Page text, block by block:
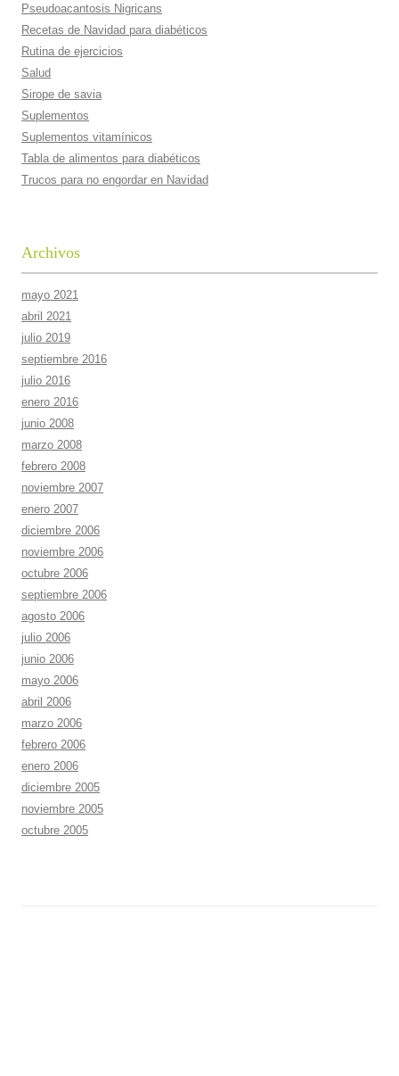
Pseudoacantosis Nigricans
Recetas de Navidad para diabéticos
Rutina de ejercicios
Salud
Sirope de savia
Suplementos
Suplementos vitamí­nicos
Tabla de alimentos para diabéticos
Trucos para no engordar en Navidad
Archivos
mayo 2021
abril 2021
julio 2019
septiembre 2016
julio 2016
enero 2016
junio 2008
marzo 2008
febrero 2008
noviembre 2007
enero 2007
diciembre 2006
noviembre 2006
octubre 2006
septiembre 2006
agosto 2006
julio 2006
junio 2006
mayo 2006
abril 2006
marzo 2006
febrero 2006
enero 2006
diciembre 2005
noviembre 2005
octubre 2005